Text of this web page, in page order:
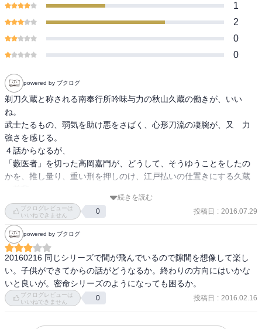
1
2
0
0
powered by ブクログ
剃刀久蔵と称される南奉行所吟味与力の秋山久蔵の働きが、いい
ね。
武士たるもの、弱気を助け悪をさばく、心形刀流の凄腕が、又　力
強さを感じる。
４話からなるが、
「藪医者」を切った高岡嘉門が、どうして、そうゆうことをしたの
かを、推し量り、重い刑を押しのけ、江戸払いの仕置きにする久蔵
続きを読む
ブクログレビューは
いいねできません
0 投稿日 : 2016.07.29
powered by ブクログ
20160216 同じシリーズで間が飛んでいるので隙間を想像して楽し
い。子供ができてからの話がどうなるか。終わりの方向にはいかな
いと良いが。密命シリーズのようになっても困るか。
ブクログレビューは
いいねできません
0 投稿日 : 2016.02.16